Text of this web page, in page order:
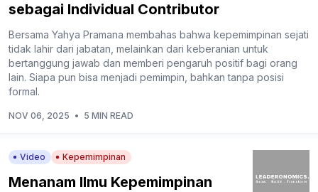
sebagai Individual Contributor
Bersama Yahya Pramana membahas bahwa kepemimpinan sejati
tidak lahir dari jabatan, melainkan dari keberanian untuk
bertanggung jawab dan memberi pengaruh positif bagi orang
lain. Siapa pun bisa menjadi pemimpin, bahkan tanpa posisi
formal.
NOV 06, 2025 • 5 MIN READ
Video Kepemimpinan
Menanam Ilmu Kepemimpinan